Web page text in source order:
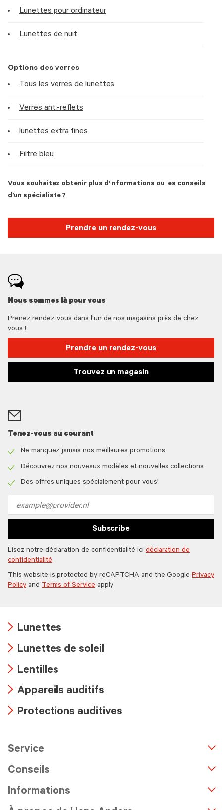
Lunettes pour ordinateur
Lunettes de nuit
Options des verres
Tous les verres de lunettes
Verres anti-reflets
lunettes extra fines
Filtre bleu
Vous souhaitez obtenir plus d’informations ou les conseils
d’un spécialiste ?
Prendre un rendez-vous
Nous sommes là pour vous
Prenez rendez-vous dans l'un de nos magasins près de chez
vous !
Prendre un rendez-vous
Trouvez un magasin
Tenez-vous au courant
icon
Ne manquez jamais nos meilleures promotions
icon
Découvrez nos nouveaux modèles et nouvelles collections
Des offres uniques spécialement pour vous!
address
Subscribe
Lisez notre déclaration de confidentialité ici déclaration de
confidentialité
This website is protected by reCAPTCHA and the Google Privacy
Policy and Terms of Service apply
icon
Lunettes
icon
Lunettes de soleil
icon
Lentilles
icon
Appareils auditifs
Protections auditives
Service
Conseils
Informations